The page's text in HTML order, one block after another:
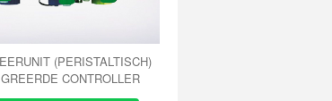
(PERISTALTISCH)
CONTROLLER